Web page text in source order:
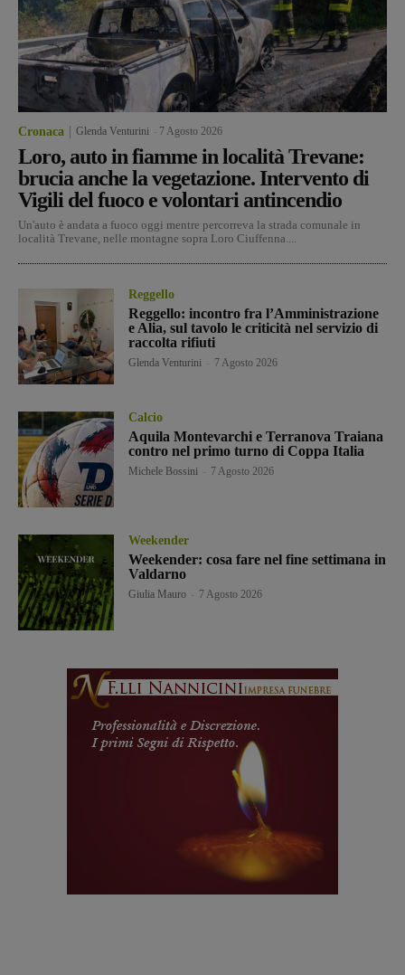
Cronaca Glenda Venturini 7 Agosto 2026
Loro, auto in fiamme in località Trevane:
brucia anche la vegetazione. Intervento di
Vigili del fuoco e volontari antincendio
Un'auto è andata a fuoco oggi mentre percorreva la strada comunale in
località Trevane, nelle montagne sopra Loro Ciuffenna....
Reggello
Reggello: incontro fra l’Amministrazione
e Alia, sul tavolo le criticità nel servizio di
raccolta rifiuti
Glenda Venturini 7 Agosto 2026
Calcio
Aquila Montevarchi e Terranova Traiana
contro nel primo turno di Coppa Italia
Michele Bossini 7 Agosto 2026
Weekender
Weekender: cosa fare nel fine settimana in
Valdarno
Giulia Mauro 7 Agosto 2026